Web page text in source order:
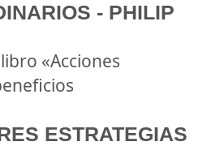
- PHILIP
«Acciones
ESTRATEGIAS